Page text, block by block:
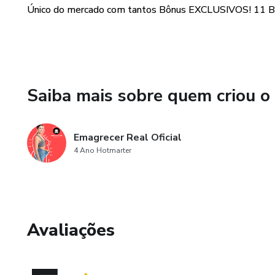
Bônus 7: Receitas salgadas
Bônus 10: Ansiedade ou
Único do mercado com tantos Bônus EXCLUSIVOS! 11
Saiba mais sobre quem criou
Emagrecer Real Oficial
4 Ano Hotmarter
Avaliações